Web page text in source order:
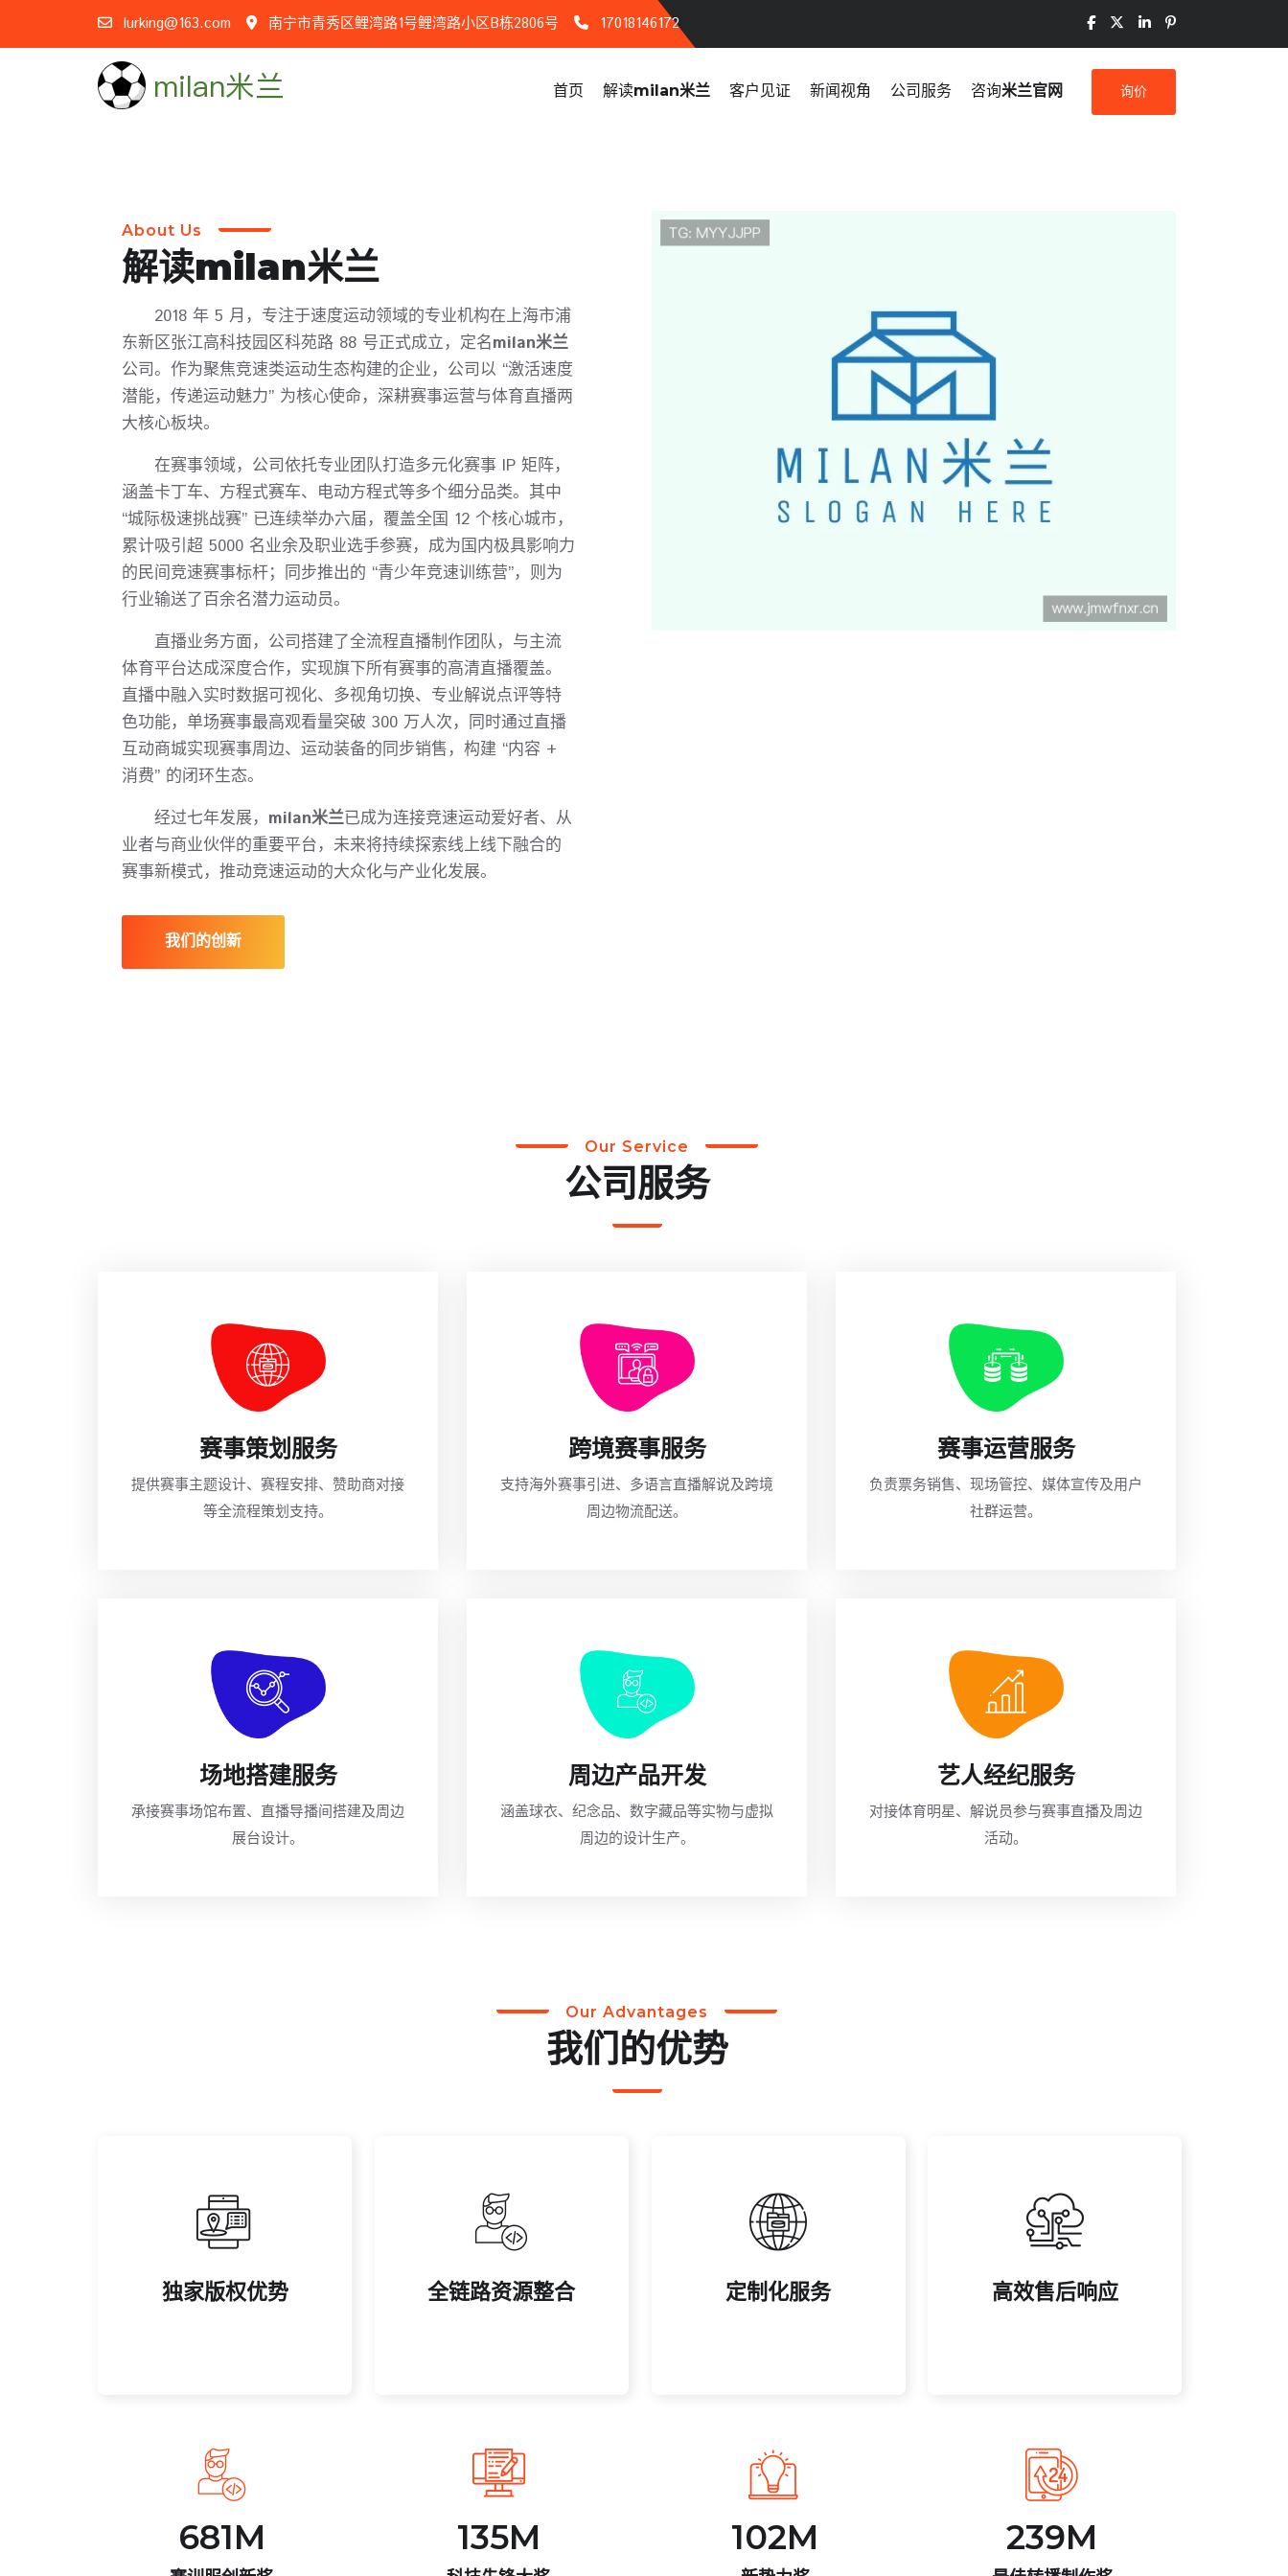
lurking@163.com 南宁市青秀区鲤湾路1号鲤湾路小区B栋2806号 17018146172
首页 解读milan米兰 客户见证 新闻视角 公司服务 咨询米兰官网 询价
About Us
解读milan米兰
2018 年 5 月，专注于速度运动领域的专业机构在上海市浦
东新区张江高科技园区科苑路 88 号正式成立，定名milan米兰
公司。作为聚焦竞速类运动生态构建的企业，公司以 “激活速度
潜能，传递运动魅力” 为核心使命，深耕赛事运营与体育直播两
大核心板块。
在赛事领域，公司依托专业团队打造多元化赛事 IP 矩阵，
涵盖卡丁车、方程式赛车、电动方程式等多个细分品类。其中
“城际极速挑战赛” 已连续举办六届，覆盖全国 12 个核心城市，
累计吸引超 5000 名业余及职业选手参赛，成为国内极具影响力
的民间竞速赛事标杆；同步推出的 “青少年竞速训练营”，则为
行业输送了百余名潜力运动员。
直播业务方面，公司搭建了全流程直播制作团队，与主流
体育平台达成深度合作，实现旗下所有赛事的高清直播覆盖。
直播中融入实时数据可视化、多视角切换、专业解说点评等特
色功能，单场赛事最高观看量突破 300 万人次，同时通过直播
互动商城实现赛事周边、运动装备的同步销售，构建 “内容 +
消费” 的闭环生态。
经过七年发展， milan米兰已成为连接竞速运动爱好者、从
业者与商业伙伴的重要平台，未来将持续探索线上线下融合的
赛事新模式，推动竞速运动的大众化与产业化发展。
我们的创新
Our Service
公司服务
赛事策划服务
提供赛事主题设计、赛程安排、赞助商对接
等全流程策划支持。
跨境赛事服务
支持海外赛事引进、多语言直播解说及跨境
周边物流配送。
赛事运营服务
负责票务销售、现场管控、媒体宣传及用户
社群运营。
场地搭建服务
承接赛事场馆布置、直播导播间搭建及周边
展台设计。
周边产品开发
涵盖球衣、纪念品、数字藏品等实物与虚拟
周边的设计生产。
艺人经纪服务
对接体育明星、解说员参与赛事直播及周边
活动。
Our Advantages
我们的优势
独家版权优势
与多家体育机构合作，拥有热
授权。
全链路资源整合
覆盖赛事策划、直播技术及周
决方案。
定制化服务
根据客户需求打造专属方案，
制。
高效售后响应
7×24 小时客服团队，及时解
问题。
681M 135M 102M 239M